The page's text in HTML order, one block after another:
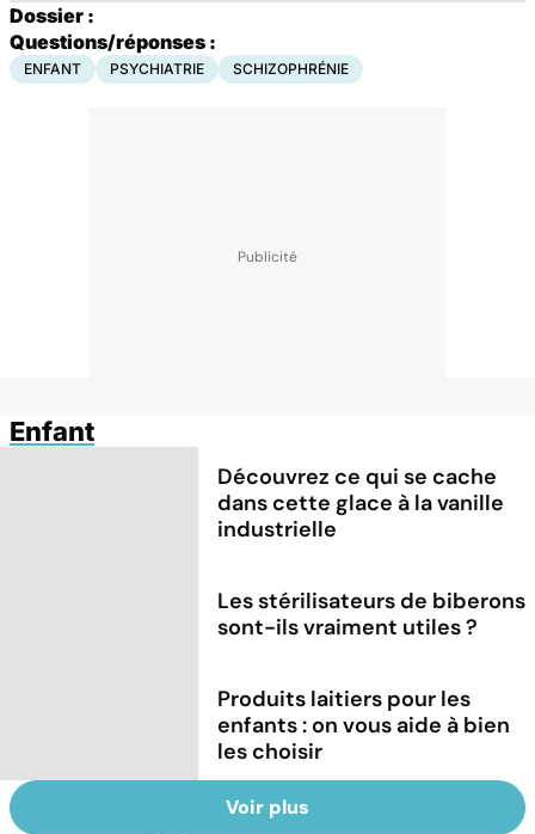
Dossier :
Questions/réponses :
ENFANT PSYCHIATRIE SCHIZOPHRÉNIE
Enfant
Découvrez ce qui se cache
dans cette glace à la vanille
industrielle
Les stérilisateurs de biberons
sont-ils vraiment utiles ?
Produits laitiers pour les
enfants : on vous aide à bien
les choisir
Voir plus